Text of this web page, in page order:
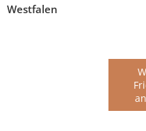
Westfalen